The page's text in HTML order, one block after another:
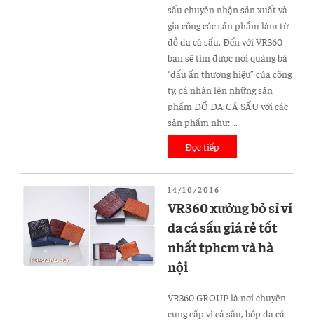
sấu chuyên nhận sản xuất và
gia công các sản phẩm làm từ
đồ da cá sấu. Đến với VR360
bạn sẽ tìm được nơi quảng bá
“dấu ấn thương hiệu” của công
ty, cá nhân lên những sản
phẩm ĐỒ DA CÁ SẤU với các
sản phẩm như: …
Đọc tiếp
chuyên
đồ
da
cá
cầu”
ĐĂNG
14/10/2016
VR360 xưởng bỏ sỉ ví
da cá sấu giá rẻ tốt
nhất tphcm và hà
nội
VR360 GROUP là nơi chuyên
cung cấp ví cá sấu, bóp da cá